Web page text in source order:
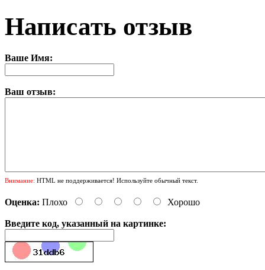
Написать отзыв
Ваше Имя:
Ваш отзыв:
Внимание: HTML не поддерживается! Используйте обычный текст.
Оценка: Плохо Хорошо
Введите код, указанный на картинке: